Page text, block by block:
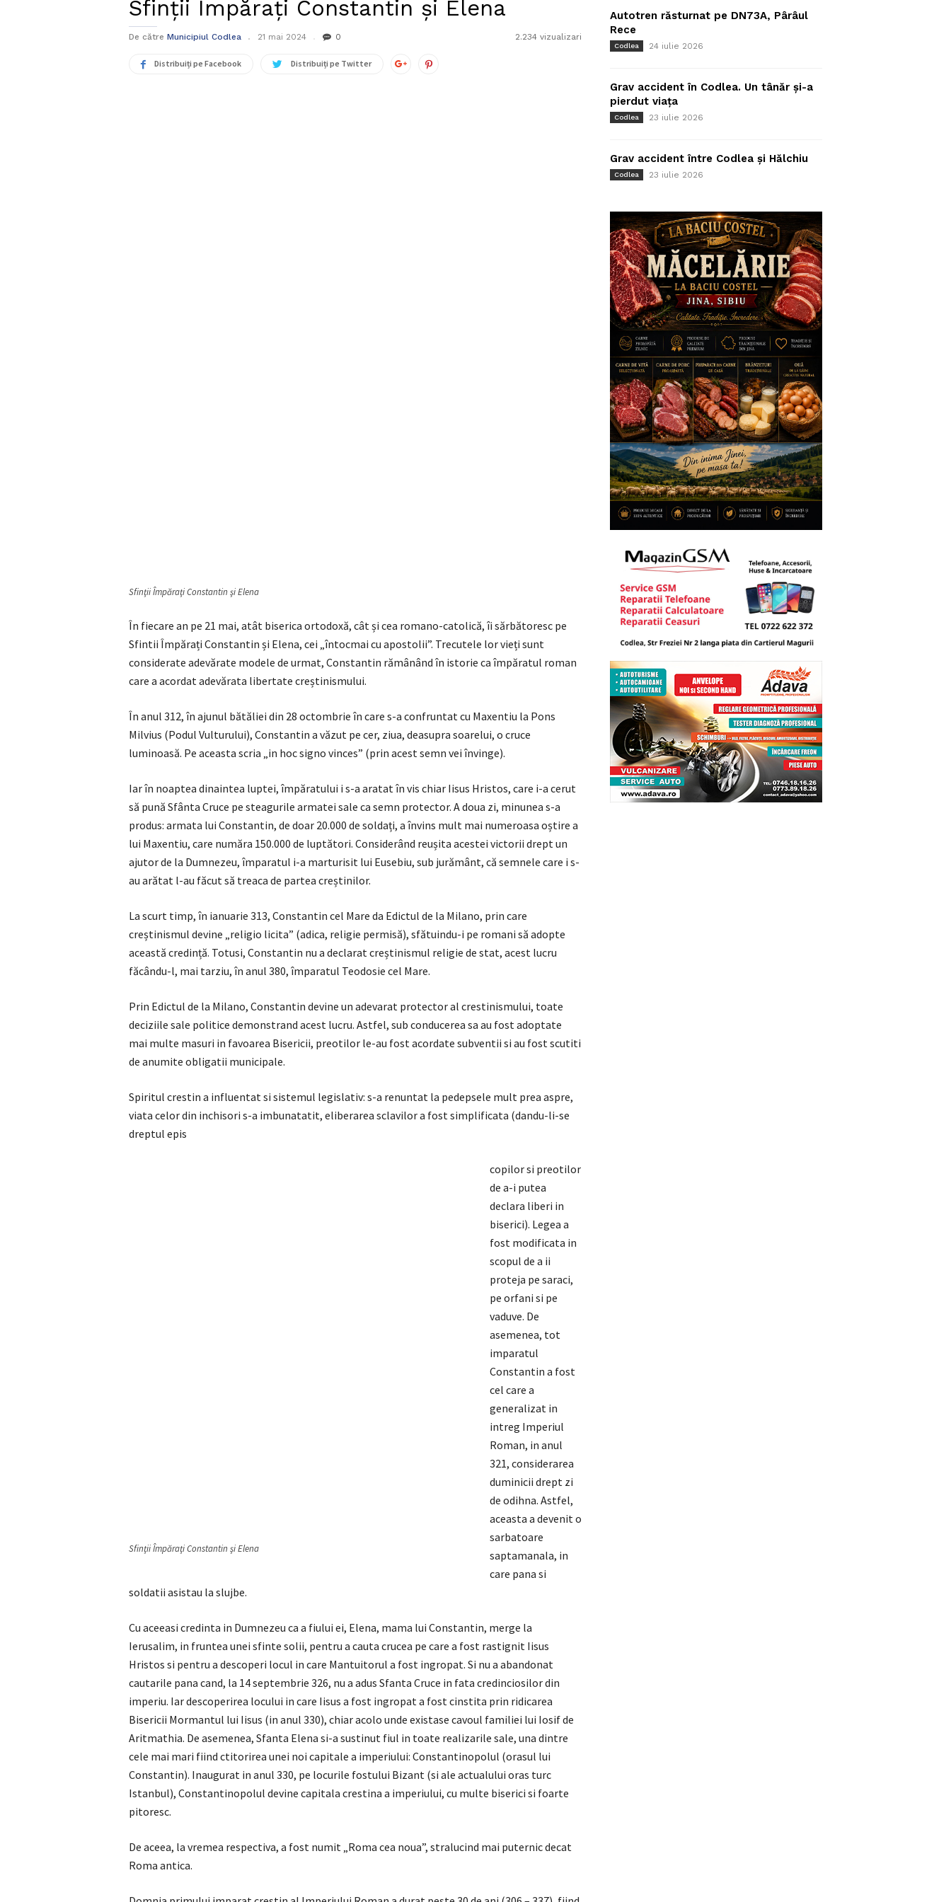
Sfinţii Împăraţi Constantin şi Elena
De către Municipiul Codlea 21 mai 2024 0 2.234 vizualizari
Distribuiți pe Facebook Distribuiți pe Twitter
Sfinţii Împăraţi Constantin şi Elena
În fiecare an pe 21 mai, atât biserica ortodoxă, cât și cea romano-catolică, îi sărbătoresc pe
Sfintii Împărați Constantin și Elena, cei „întocmai cu apostolii”. Trecutele lor vieți sunt
considerate adevărate modele de urmat, Constantin rămânând în istorie ca împăratul roman
care a acordat adevărata libertate creștinismului.
În anul 312, în ajunul bătăliei din 28 octombrie în care s-a confruntat cu Maxentiu la Pons
Milvius (Podul Vulturului), Constantin a văzut pe cer, ziua, deasupra soarelui, o cruce
luminoasă. Pe aceasta scria „in hoc signo vinces” (prin acest semn vei învinge).
Iar în noaptea dinaintea luptei, împăratului i s-a aratat în vis chiar Iisus Hristos, care i-a cerut
să pună Sfânta Cruce pe steagurile armatei sale ca semn protector. A doua zi, minunea s-a
produs: armata lui Constantin, de doar 20.000 de soldați, a învins mult mai numeroasa oștire a
lui Maxentiu, care număra 150.000 de luptători. Considerând reușita acestei victorii drept un
ajutor de la Dumnezeu, împaratul i-a marturisit lui Eusebiu, sub jurământ, că semnele care i s-
au arătat l-au făcut să treaca de partea creștinilor.
La scurt timp, în ianuarie 313, Constantin cel Mare da Edictul de la Milano, prin care
creștinismul devine „religio licita” (adica, religie permisă), sfătuindu-i pe romani să adopte
această credință. Totusi, Constantin nu a declarat creștinismul religie de stat, acest lucru
făcându-l, mai tarziu, în anul 380, împaratul Teodosie cel Mare.
Prin Edictul de la Milano, Constantin devine un adevarat protector al crestinismului, toate
deciziile sale politice demonstrand acest lucru. Astfel, sub conducerea sa au fost adoptate
mai multe masuri in favoarea Bisericii, preotilor le-au fost acordate subventii si au fost scutiti
de anumite obligatii municipale.
Spiritul crestin a influentat si sistemul legislativ: s-a renuntat la pedepsele mult prea aspre,
viata celor din inchisori s-a imbunatatit, eliberarea sclavilor a fost simplificata (dandu-li-se
dreptul epis
Sfinţii Împăraţi Constantin şi Elena
copilor si preotilor
de a-i putea
declara liberi in
biserici). Legea a
fost modificata in
scopul de a ii
proteja pe saraci,
pe orfani si pe
vaduve. De
asemenea, tot
imparatul
Constantin a fost
cel care a
generalizat in
intreg Imperiul
Roman, in anul
321, considerarea
duminicii drept zi
de odihna. Astfel,
aceasta a devenit o
sarbatoare
saptamanala, in
care pana si
soldatii asistau la slujbe.
Cu aceeasi credinta in Dumnezeu ca a fiului ei, Elena, mama lui Constantin, merge la
Ierusalim, in fruntea unei sfinte solii, pentru a cauta crucea pe care a fost rastignit Iisus
Hristos si pentru a descoperi locul in care Mantuitorul a fost ingropat. Si nu a abandonat
cautarile pana cand, la 14 septembrie 326, nu a adus Sfanta Cruce in fata credinciosilor din
imperiu. Iar descoperirea locului in care Iisus a fost ingropat a fost cinstita prin ridicarea
Bisericii Mormantul lui Iisus (in anul 330), chiar acolo unde existase cavoul familiei lui Iosif de
Aritmathia. De asemenea, Sfanta Elena si-a sustinut fiul in toate realizarile sale, una dintre
cele mai mari fiind ctitorirea unei noi capitale a imperiului: Constantinopolul (orasul lui
Constantin). Inaugurat in anul 330, pe locurile fostului Bizant (si ale actualului oras turc
Istanbul), Constantinopolul devine capitala crestina a imperiului, cu multe biserici si foarte
pitoresc.
De aceea, la vremea respectiva, a fost numit „Roma cea noua”, stralucind mai puternic decat
Roma antica.
Autotren răsturnat pe DN73A, Pârâul
Rece
Codlea 24 iulie 2026
Grav accident în Codlea. Un tânăr și-a
pierdut viața
Codlea 23 iulie 2026
Grav accident între Codlea și Hălchiu
Codlea 23 iulie 2026